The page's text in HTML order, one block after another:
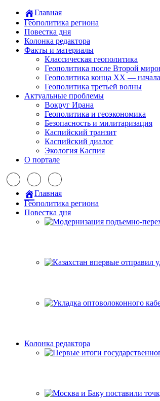
Главная
Геополитика региона
Повестка дня
Колонка редактора
Факты и материалы
Классическая геополитика
Геополитика после Второй
Геополитика конца XX —
Геополитика третьей волны
Актуальные проблемы
Вокруг Ирана
Геополитика и геоэкономика
Безопасность и милитаризация
Каспийский транзит
Каспийский диалог
Экология Каспия
О портале
Главная
Геополитика региона
Повестка дня
Колонка редактора